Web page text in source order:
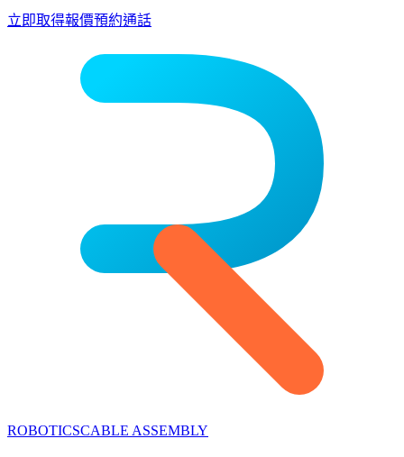
立即取得報價預約通話
ROBOTICSCABLE ASSEMBLY